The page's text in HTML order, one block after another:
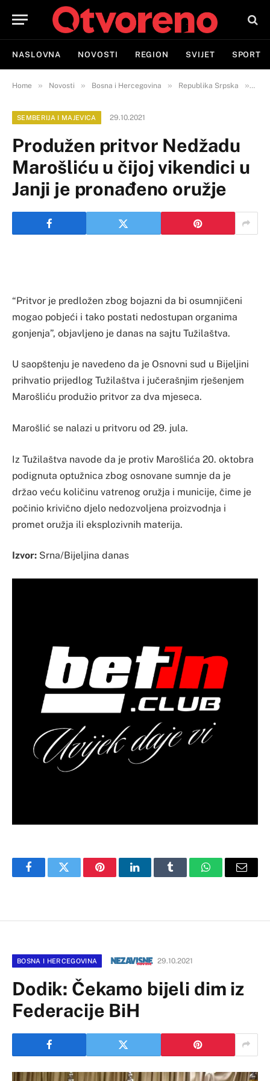
NASLOVNA NOVOSTI REGION SVIJET SPORT
Home » Novosti » Bosna i Hercegovina » Republika Srpska »
SEMBERIJA I MAJEVICA 29.10.2021
Produžen pritvor Nedžadu
Marošliću u čijoj vikendici u
Janji je pronađeno oružje
“Pritvor je predložen zbog bojazni da bi osumnjičeni
mogao pobjeći i tako postati nedostupan organima
gonjenja”, objavljeno je danas na sajtu Tužilaštva.
U saopštenju je navedeno da je Osnovni sud u Bijeljini
prihvatio prijedlog Tužilaštva i jučerašnjim rješenjem
Marošliću produžio pritvor za dva mjeseca.
Marošlić se nalazi u pritvoru od 29. jula.
Iz Tužilaštva navode da je protiv Marošlića 20. oktobra
podignuta optužnica zbog osnovane sumnje da je
držao veću količinu vatrenog oružja i municije, čime je
počinio krivično djelo nedozvoljena proizvodnja i
promet oružja ili eksplozivnih materija.
Izvor: Srna/Bijeljina danas
FacebookTwitter PinterestLinkedInTumblr WhatsAppEmail
BOSNA I HERCEGOVINA 29.10.2021
Dodik: Čekamo bijeli dim iz
Federacije BiH